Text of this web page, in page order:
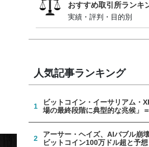
おすすめ取引所ランキ
実績・評判・目的別
人気記事ランキング
1
ビットコイン・イーサリアム・
場の最終段階に典型的な兆候」
2
アーサー・ヘイズ、AIバブル崩
ビットコイン100万ドル超と予想